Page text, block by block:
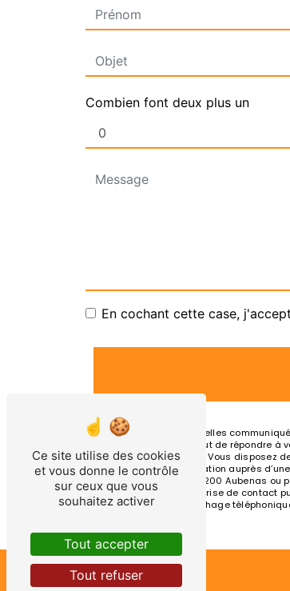
Combien font deux plus un
En cochant cette case,
** Les données personnelles
traitants dans le seul but de répondre à
olivier.taxi07@orange.fr. Vous disposez
d’introduire une réclamation auprès
Chemin des Mûriers, 07200 Aubenas ou
pendant la période de prise de contact
d'opposition au démarchage
Ce site utilise des cookies
et vous donne le contrôle
sur ceux que vous
souhaitez activer
Tout accepter
Tout refuser